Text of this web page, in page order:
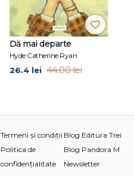
Dă mai departe
Hyde Catherine Ryan
26.4 lei 44.00 lei
Termeni și condiții
Politica de
confidențialitate
Blog Editura Trei
Blog Pandora M
Newsletter